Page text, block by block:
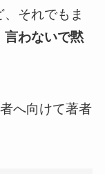
それでもま
言わないで黙
へ向けて著者